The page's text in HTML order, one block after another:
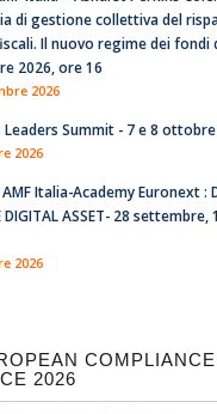
di gestione collettiva del
Il nuovo regime dei fondi
2026, ore 16
2026
Leaders Summit - 7 e 8
2026
Italia-Academy Euronext :
DIGITAL ASSET- 28
2026
2026